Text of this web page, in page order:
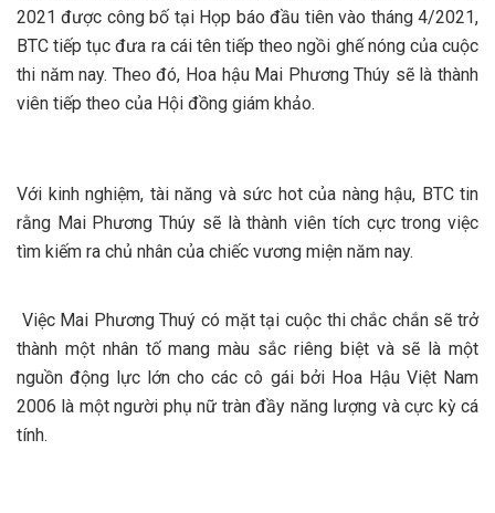
2021 được công bố tại Họp báo đầu tiên vào tháng 4/2021,
BTC tiếp tục đưa ra cái tên tiếp theo ngồi ghế nóng của cuộc
thi năm nay. Theo đó, Hoa hậu Mai Phương Thúy sẽ là thành
viên tiếp theo của Hội đồng giám khảo.
Với kinh nghiệm, tài năng và sức hot của nàng hậu, BTC tin
rằng Mai Phương Thúy sẽ là thành viên tích cực trong việc
tìm kiếm ra chủ nhân của chiếc vương miện năm nay.
Việc Mai Phương Thuý có mặt tại cuộc thi chắc chắn sẽ trở
thành một nhân tố mang màu sắc riêng biệt và sẽ là một
nguồn động lực lớn cho các cô gái bởi Hoa Hậu Việt Nam
2006 là một người phụ nữ tràn đầy năng lượng và cực kỳ cá
tính.